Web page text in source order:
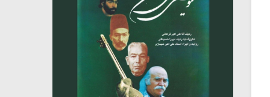
میکلوش روژا